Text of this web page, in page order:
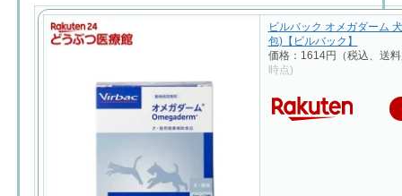
ビルバック オメガダーム
包)【ビルバック】
価格：1614円（税込、送
時点)